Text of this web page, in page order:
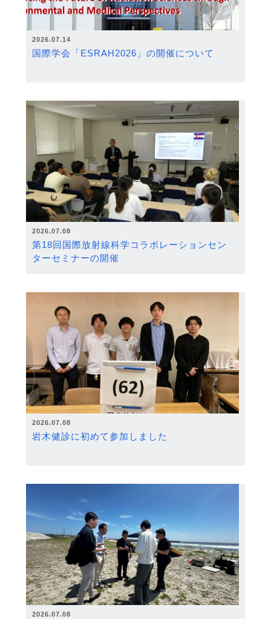
2026.07.14
国際学会「ESRAH2026」の開催について
2026.07.08
第18回国際放射線科学コラボレーションセン
ターセミナーの開催
2026.07.08
岩木健診に初めて参加しました
2026.07.08